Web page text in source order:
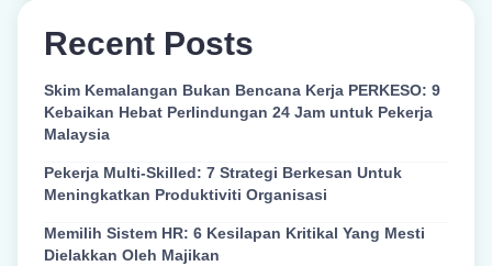
Recent Posts
Skim Kemalangan Bukan Bencana Kerja PERKESO: 9
Kebaikan Hebat Perlindungan 24 Jam untuk Pekerja
Malaysia
Pekerja Multi-Skilled: 7 Strategi Berkesan Untuk
Meningkatkan Produktiviti Organisasi
Memilih Sistem HR: 6 Kesilapan Kritikal Yang Mesti
Dielakkan Oleh Majikan